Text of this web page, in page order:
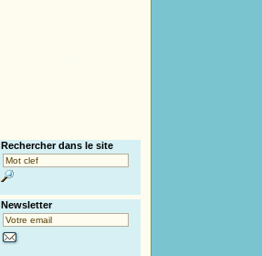
Rechercher dans le site
Newsletter